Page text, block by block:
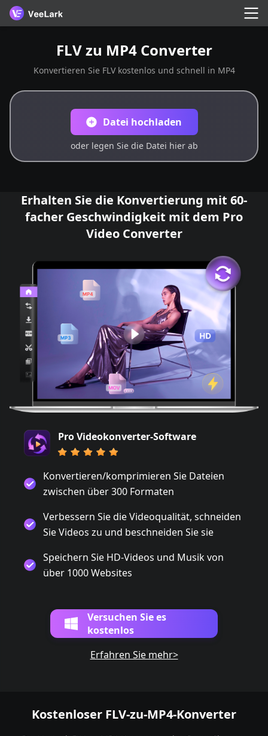
FLV zu MP4 Converter
Konvertieren Sie FLV kostenlos und schnell in MP4
Datei hochladen
oder legen Sie die Datei hier ab
Erhalten Sie die Konvertierung mit 60-
facher Geschwindigkeit mit dem Pro
Video Converter
Pro Videokonverter-Software
Konvertieren/komprimieren Sie Dateien
zwischen über 300 Formaten
Verbessern Sie die Videoqualität, schneiden
Sie Videos zu und beschneiden Sie sie
Speichern Sie HD-Videos und Musik von
über 1000 Websites
Versuchen Sie es
kostenlos
Erfahren Sie mehr>
Kostenloser FLV-zu-MP4-Konverter